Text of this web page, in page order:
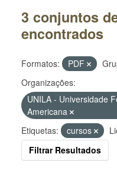
3 conjuntos
encontrados
Formatos: PDF
Organizações:
UNILA - Universidade
Americana
Etiquetas:
cursos
Filtrar Resultados